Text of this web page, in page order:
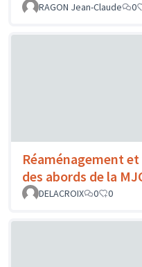
RAGON Jean-Claude 0
Réaménagement
des abords de la
DELACROIX
0 0